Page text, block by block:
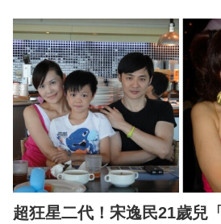
超狂星二代！宋逸民21歲兒